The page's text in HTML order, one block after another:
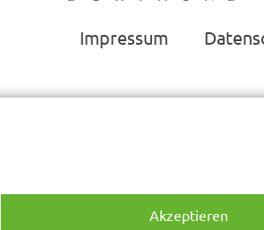
Impressum
Akzeptieren